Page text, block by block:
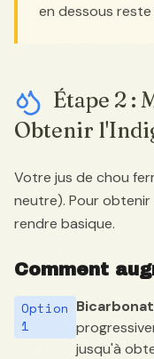
en dessous reste
Étape 2 :
Obtenir
Votre jus de chou
neutre). Pour obtenir
rendre basique.
Comment
Option
1
jusqu'à